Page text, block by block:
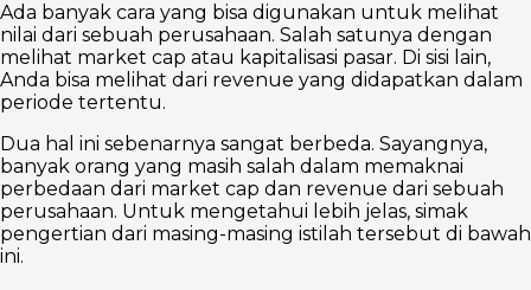
Ada banyak cara yang bisa digunakan untuk melihat
nilai dari sebuah perusahaan. Salah satunya dengan
melihat market cap atau kapitalisasi pasar. Di sisi lain,
Anda bisa melihat dari revenue yang didapatkan dalam
periode tertentu.
Dua hal ini sebenarnya sangat berbeda. Sayangnya,
banyak orang yang masih salah dalam memaknai
perbedaan dari market cap dan revenue dari sebuah
perusahaan. Untuk mengetahui lebih jelas, simak
pengertian dari masing-masing istilah tersebut di bawah
ini.